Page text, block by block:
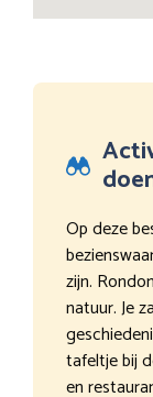
Op deze
zijn.
natuur. Je
tafeltje bij
en